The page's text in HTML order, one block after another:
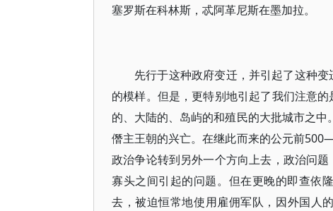
塞罗斯在科林斯，忒阿革尼斯在墨加拉。
先行于这种政府变迁，并引起了这种
的模样。但是，更特别地引起了我们注意
的、大陆的、岛屿的和殖民的大批城市之
僭主王朝的兴亡。在继此而来的公元前
政治争论转到另外一个方向上去，政治问
寡头之间引起的问题。但在更晚的即查依
去，被迫恒常地使用雇佣军队，因外国